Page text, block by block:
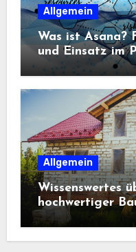
Allgemein
Was ist Asana?
und Einsatz im
Allgemein
Wissenswertes
hochwertiger
beim Hausbau